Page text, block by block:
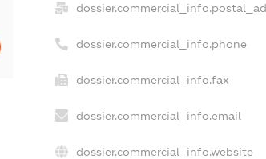
dossier.commercial_info.phone
dossier.commercial_info.fax
dossier.commercial_info.email
dossier.commercial_info.website